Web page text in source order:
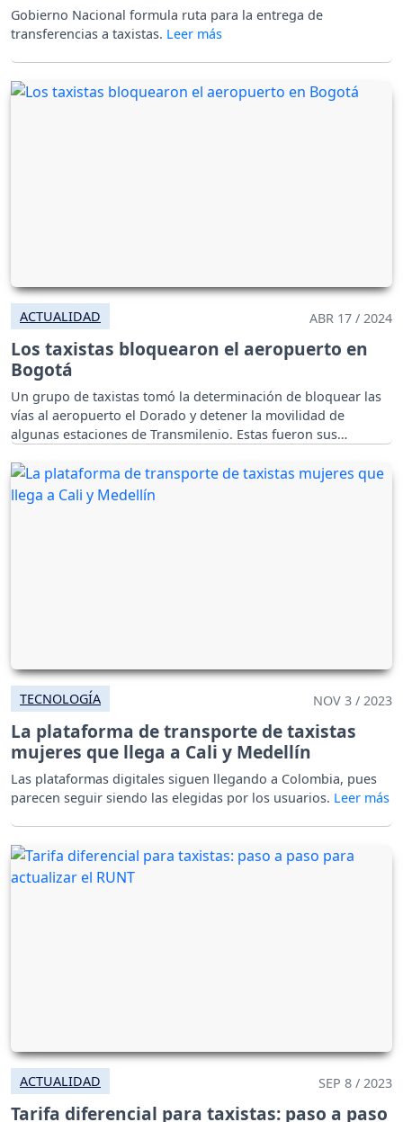
Gobierno Nacional formula ruta para la entrega de
transferencias a taxistas.
ACTUALIDAD ABR 17 / 2024
Los taxistas bloquearon el aeropuerto en
Bogotá
Un grupo de taxistas tomó la determinación de bloquear las
vías al aeropuerto el Dorado y detener la movilidad de
algunas estaciones de Transmilenio. Estas fueron sus
TECNOLOGÍA NOV 3 / 2023
La plataforma de transporte de taxistas
mujeres que llega a Cali y Medellín
Las plataformas digitales siguen llegando a Colombia, pues
parecen seguir siendo las elegidas por los usuarios.
ACTUALIDAD SEP 8 / 2023
Tarifa diferencial para taxistas: paso a paso